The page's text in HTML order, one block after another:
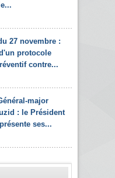
27 novembre :
protocole
contre...
major
: le Président
ses...